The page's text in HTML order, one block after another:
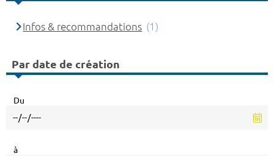
Infos & recommandations (1)
Par date de création
Du
à